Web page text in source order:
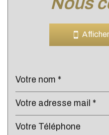
Enseignement supérieur